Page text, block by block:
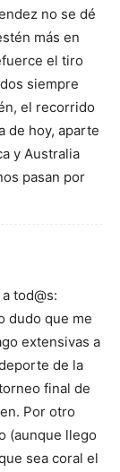
no se dé
más en
el tiro
siempre
el recorrido
de hoy, aparte
y Australia
pasan por
tod@s:
dudo que me
extensivas a
de la
final de
Por otro
(aunque llego
sea coral el